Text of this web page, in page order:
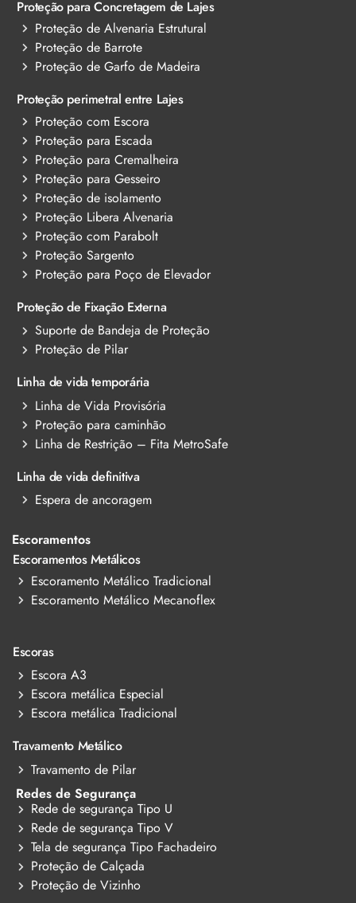
Proteção para Concretagem de Lajes
Proteção de Alvenaria Estrutural
Proteção de Barrote
Proteção de Garfo de Madeira
Proteção perimetral entre Lajes
Proteção com Escora
Proteção para Escada
Proteção para Cremalheira
Proteção para Gesseiro
Proteção de isolamento
Proteção Libera Alvenaria
Proteção com Parabolt
Proteção Sargento
Proteção para Poço de Elevador
Proteção de Fixação Externa
Suporte de Bandeja de Proteção
Proteção de Pilar
Linha de vida temporária
Linha de Vida Provisória
Proteção para caminhão
Linha de Restrição – Fita MetroSafe
Linha de vida definitiva
Espera de ancoragem
Escoramentos
Escoramentos Metálicos
Escoramento Metálico Tradicional
Escoramento Metálico Mecanoflex
Escoras
Escora A3
Escora metálica Especial
Escora metálica Tradicional
Travamento Metálico
Travamento de Pilar
Redes de Segurança
Rede de segurança Tipo U
Rede de segurança Tipo V
Tela de segurança Tipo Fachadeiro
Proteção de Calçada
Proteção de Vizinho